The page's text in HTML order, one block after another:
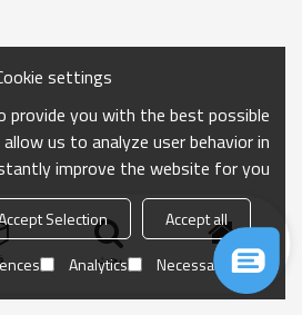
منزل بحث
settings
provide you with the best possible
us to analyze user behavior in
improve the website for you.
Accept all
Selection
Necessary
Analytics